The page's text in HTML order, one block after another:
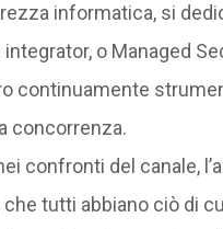
informatica, si
o Managed
continuamente
concorrenza.
confronti del canale,
tutti abbiano ciò di